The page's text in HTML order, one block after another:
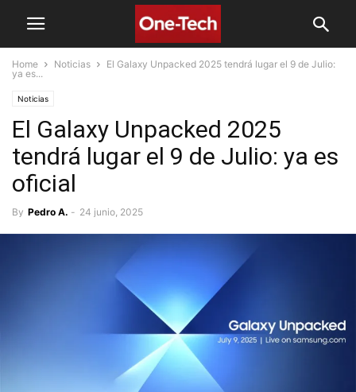
Home Noticias
El Galaxy Unpacked 2025 tendrá lugar el 9 de Julio:
ya es...
Noticias
El Galaxy Unpacked 2025
tendrá lugar el 9 de Julio: ya es
oficial
By Pedro A. - 24 junio, 2025